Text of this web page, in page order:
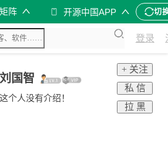
阵 开源中国APP 切
登录
刘国智
这个人没有介绍！
+ 关注
私 信
拉 黑